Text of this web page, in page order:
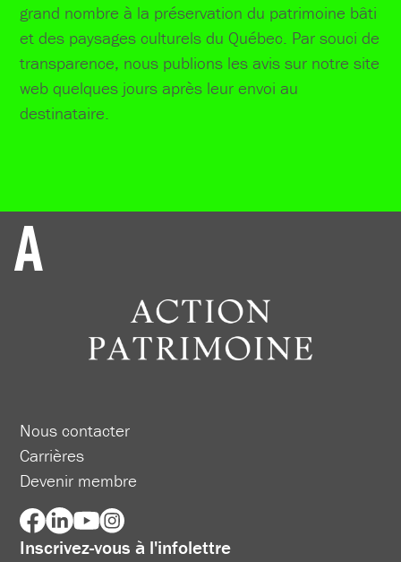
grand nombre à la préservation du patrimoine bâti
et des paysages culturels du Québec. Par souci de
transparence, nous publions les avis sur notre site
web quelques jours après leur envoi au
destinataire.
Nous contacter
Carrières
Devenir membre
Inscrivez-vous à l'infolettre